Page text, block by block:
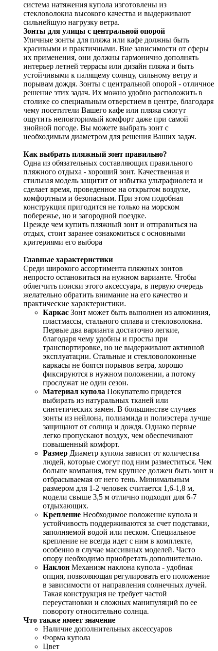
система натяжения купола изготовлены из
стекловолокна высокого качества и выдерживают
сильнейшую нагрузку ветра.
Зонты для улицы с центральной опорой
Уличные зонты для пляжа или кафе должны быть
красивыми и практичными. Вне зависимости от сферы
их применения, они должны гармонично дополнять
интерьер летней террасы или дизайн пляжа и быть
устойчивыми к палящему солнцу, сильному ветру и
порывам дождя. Зонты с центральной опорой - отличное
решение этих задач. Их можно удобно расположить в
столике со специальным отверстием в центре, благодаря
чему посетители Вашего кафе или пляжа смогут
ощутить неповторимый комфорт даже при самой
знойной погоде. Вы можете выбрать зонт с
необходимым диаметром для решения Ваших задач.
Как выбрать пляжный зонт правильно?
Одна из обязательных составляющих правильного
пляжного отдыха - хороший зонт. Качественная и
стильная модель защитит от избытка ультрафиолета и
сделает время, проведенное на открытом воздухе,
комфортным и безопасным. При этом подобная
конструкция пригодится не только на морском
побережье, но и загородной поездке.
Прежде чем купить пляжный зонт и отправиться на
отдых, стоит заранее ознакомиться с основными
критериями его выбора
Главные характеристики
Среди широкого ассортимента пляжных зонтов
непросто остановиться на нужном варианте. Чтобы
облегчить поиски этого аксессуара, в первую очередь
желательно обратить внимание на его качество и
практические характеристики.
Каркас Зонт может быть выполнен из алюминия,
пластмассы, стального сплава и стекловолокна.
Первые два варианта достаточно легкие,
благодаря чему удобны и просты при
транспортировке, но не выдерживают активной
эксплуатации. Стальные и стекловолоконные
каркасы не боятся порывов ветра, хорошо
фиксируются в нужном положении, а потому
прослужат не один сезон.
Материал купола Покупателю придется
выбирать из натуральных тканей или
синтетических замен. В большинстве случаев
зонты из нейлона, полиамида и полиэстера лучше
защищают от солнца и дождя. Однако первые
легко пропускают воздух, чем обеспечивают
повышенный комфорт.
Размер Диаметр купола зависит от количества
людей, которые смогут под ним разместиться. Чем
больше компания, тем крупнее должен быть зонт и
отбрасываемая от него тень. Минимальным
размером для 1-2 человек считается 1,6-1,8 м,
модели свыше 3,5 м отлично подходят для 6-7
отдыхающих.
Крепление Необходимое положение купола и
устойчивость поддерживаются за счет подставки,
заполняемой водой или песком. Специальное
крепление не всегда идет с ним в комплекте,
особенно в случае массивных моделей. Часто
опору необходимо приобретать дополнительно.
Наклон Механизм наклона купола - удобная
опция, позволяющая регулировать его положение
в зависимости от направления солнечных лучей.
Такая конструкция не требует частой
переустановки и сложных манипуляций по ее
повороту относительно солнца.
Что также имеет значение
Наличие дополнительных аксессуаров
Форма купола
Цвет